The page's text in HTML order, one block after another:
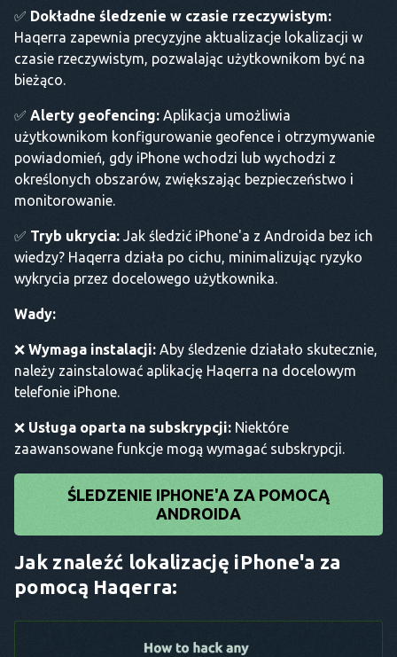
✅ Dokładne śledzenie w czasie rzeczywistym:
Haqerra zapewnia precyzyjne aktualizacje lokalizacji w
czasie rzeczywistym, pozwalając użytkownikom być na
bieżąco.
✅ Alerty geofencing: Aplikacja umożliwia
użytkownikom konfigurowanie geofence i otrzymywanie
powiadomień, gdy iPhone wchodzi lub wychodzi z
określonych obszarów, zwiększając bezpieczeństwo i
monitorowanie.
✅ Tryb ukrycia: Jak śledzić iPhone'a z Androida bez ich
wiedzy? Haqerra działa po cichu, minimalizując ryzyko
wykrycia przez docelowego użytkownika.
Wady:
❌ Wymaga instalacji: Aby śledzenie działało skutecznie,
należy zainstalować aplikację Haqerra na docelowym
telefonie iPhone.
❌ Usługa oparta na subskrypcji: Niektóre
zaawansowane funkcje mogą wymagać subskrypcji.
ŚLEDZENIE IPHONE'A ZA POMOCĄ
ANDROIDA
Jak znaleźć lokalizację iPhone'a za
pomocą Haqerra: